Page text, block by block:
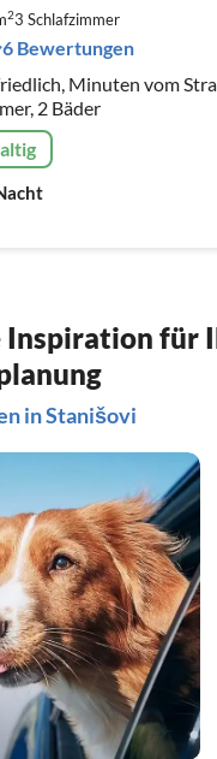
23 Schlafzimmer
6 Bewertungen
Minuten vom
2 Bäder
für
in Stanišovi